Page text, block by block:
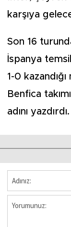
karşıya
Son 16
İspanya
1-0
Benfica
adını yazdırdı.